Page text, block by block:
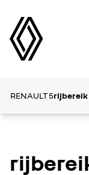
RENAULT 5rijbereik